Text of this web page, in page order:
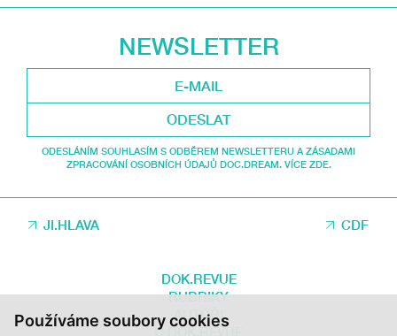
Používáme soubory cookies
NEWSLETTER
ODESLAT
ODESLÁNÍM SOUHLASÍM S ODBĚREM NEWSLETTERU A ZÁSADAMI
ZPRACOVÁNÍ OSOBNÍCH ÚDAJŮ DOC.DREAM. VÍCE ZDE.
JI.HLAVA CDF
DOK.REVUE
RUBRIKY
AUTOŘI
O DOK.REVUE